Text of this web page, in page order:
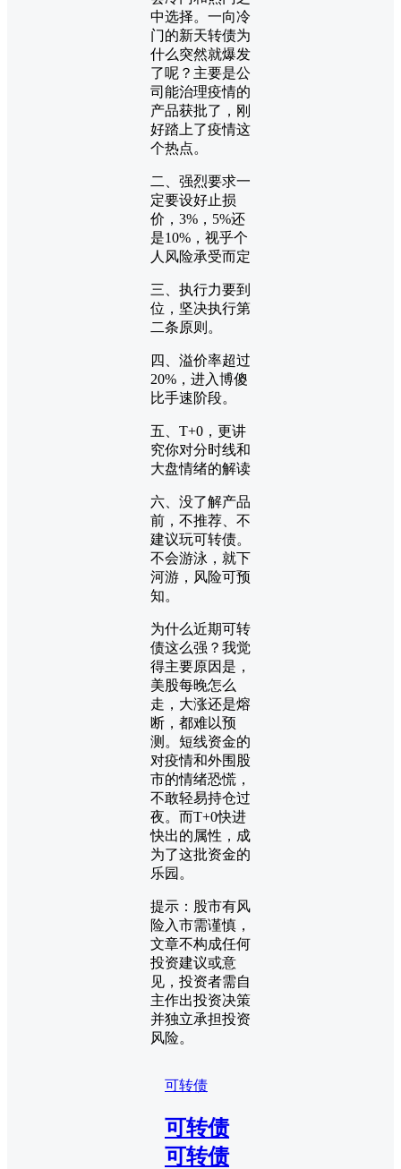
中选择。一向冷
门的新天转债为
什么突然就爆发
了呢？主要是公
司能治理疫情的
产品获批了，刚
好踏上了疫情这
个热点。
二、强烈要求一
定要设好止损
价，3%，5%还
是10%，视乎个
人风险承受而定
三、执行力要到
位，坚决执行第
二条原则。
四、溢价率超过
20%，进入博傻
比手速阶段。
五、T+0，更讲
究你对分时线和
大盘情绪的解读
六、没了解产品
前，不推荐、不
建议玩可转债。
不会游泳，就下
河游，风险可预
知。
为什么近期可转
债这么强？我觉
得主要原因是，
美股每晚怎么
走，大涨还是熔
断，都难以预
测。短线资金的
对疫情和外围股
市的情绪恐慌，
不敢轻易持仓过
夜。而T+0快进
快出的属性，成
为了这批资金的
乐园。
提示：股市有风
险入市需谨慎，
文章不构成任何
投资建议或意
见，投资者需自
主作出投资决策
并独立承担投资
风险。
可转债
可转债
可转债